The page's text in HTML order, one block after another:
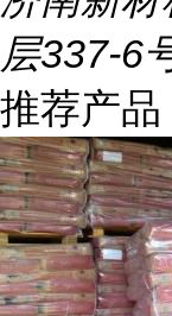
层337-6
推荐产品